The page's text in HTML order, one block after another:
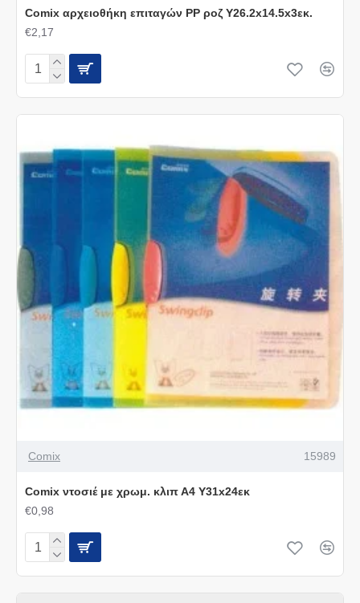
Comix αρχειοθήκη επιταγών PP ροζ Υ26.2x14.5x3εκ.
€2,17
Comix 15989
Comix ντοσιέ με χρωμ. κλιπ Α4 Y31x24εκ
€0,98